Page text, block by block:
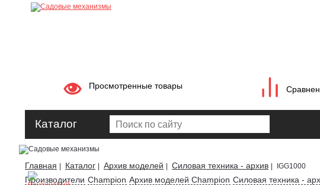
Просмотренные товары
Каталог
Главная Каталог Архив моделей Силовая техника - архив IGG1000
Производители Champion Архив моделей Champion Силовая техника -